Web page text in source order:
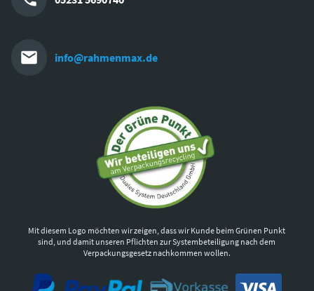
info@rahmenmax.de
Mit diesem Logo möchten wir zeigen, dass wir Kunde beim Grünen Punkt
sind, und damit unseren Pflichten zur Systembeteiligung nach dem
Verpackungsgesetz nachkommen wollen.